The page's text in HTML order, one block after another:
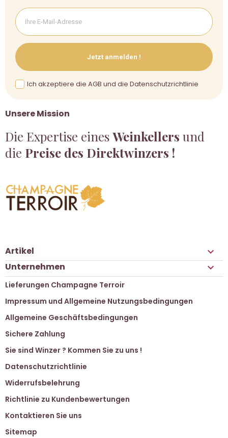
Unsere Mission
Die Expertise einesWeinkellers und
die Preise des Direktwinzers !
Jetzt anmelden !
Ich akzeptiere die AGB und die Datenschutzrichtlinie
Artikel 
Unternehmen 
Lieferungen Champagne Terroir
Impressum und Allgemeine Nutzungsbedingungen
Allgemeine Geschäftsbedingungen
Sichere Zahlung
Sie sind Winzer ? Kommen Sie zu uns !
Datenschutzrichtlinie
Widerrufsbelehrung
Richtlinie zu Kundenbewertungen
Kontaktieren Sie uns
Sitemap